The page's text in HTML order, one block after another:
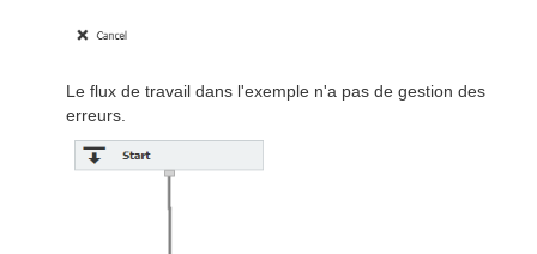
Le flux de travail dans l'exemple n'a pas de gestion des
erreurs.